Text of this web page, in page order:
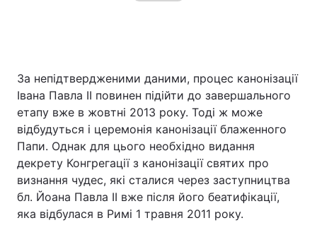
За непідтвердженими даними, процес канонізації
Івана Павла II повинен підійти до завершального
етапу вже в жовтні 2013 року. Тоді ж може
відбудуться і церемонія канонізації блаженного
Папи. Однак для цього необхідно видання
декрету Конгрегації з канонізації святих про
визнання чудес, які сталися через заступництва
бл. Йоана Павла II вже після його беатифікації,
яка відбулася в Римі 1 травня 2011 року.